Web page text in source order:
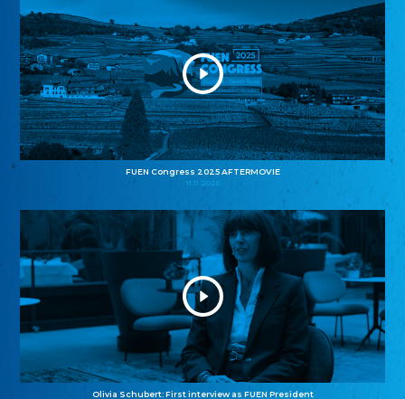
FUEN Congress 2025 AFTERMOVIE
11.11.2025
Olivia Schubert: First interview as FUEN President